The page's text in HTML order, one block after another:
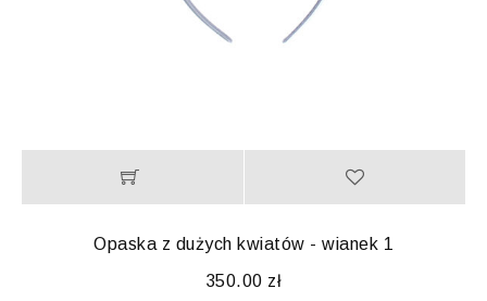
Opaska z dużych kwiatów - wianek 1
350.00 zł